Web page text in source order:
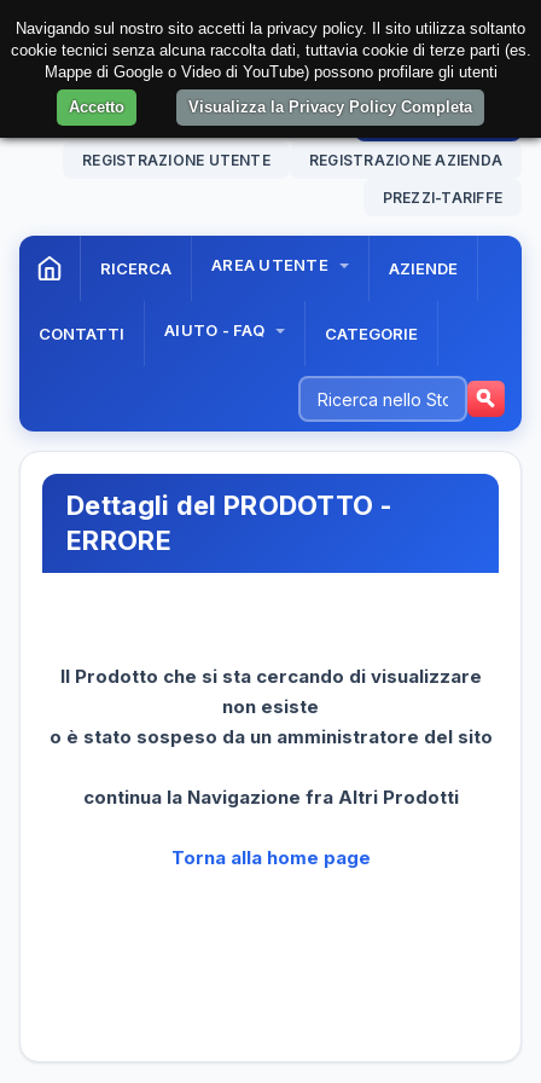
06 Aug. 202621:15:44 AREA RISERVATA
REGISTRAZIONE UTENTE REGISTRAZIONE AZIENDA
PREZZI-TARIFFE
RICERCA AREA UTENTE AZIENDE
CONTATTI AIUTO - FAQ CATEGORIE
Dettagli del PRODOTTO -
ERRORE
Il Prodotto che si sta cercando di visualizzare
non esiste
o è stato sospeso da un amministratore del sito
continua la Navigazione fra Altri Prodotti
Torna alla home page
Navigando sul nostro sito accetti la privacy policy. Il sito utilizza soltanto
cookie tecnici senza alcuna raccolta dati, tuttavia cookie di terze parti (es.
Mappe di Google o Video di YouTube) possono profilare gli utenti
Accetto
Visualizza la Privacy Policy Completa